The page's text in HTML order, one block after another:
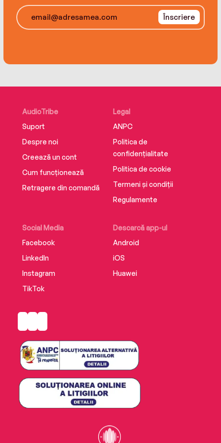
Înscriere
AudioTribe
Suport
Despre noi
Creează un cont
Cum funcționează
Retragere din comandă
Social Media
Facebook
LinkedIn
Instagram
TikTok
Descarcă app-ul
Android
iOS
Huawei
Legal
ANPC
Politica de
confidențialitate
Politica de cookie
Termeni și condiții
Regulamente